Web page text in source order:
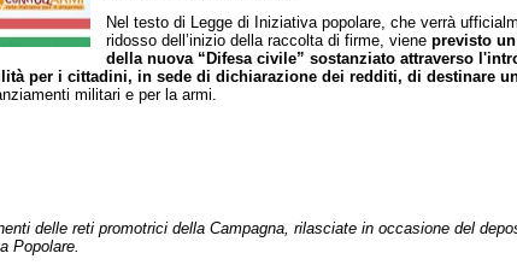
Nel testo di Legge di Iniziativa popolare, che verrà
ridosso dell’inizio della raccolta di firme, viene previsto un
della nuova “Difesa civile” sostanziato attraverso
per i cittadini, in sede di dichiarazione dei redditi, di destinare
militari e per la armi.
delle reti promotrici della Campagna, rilasciate in occasione del
Popolare.